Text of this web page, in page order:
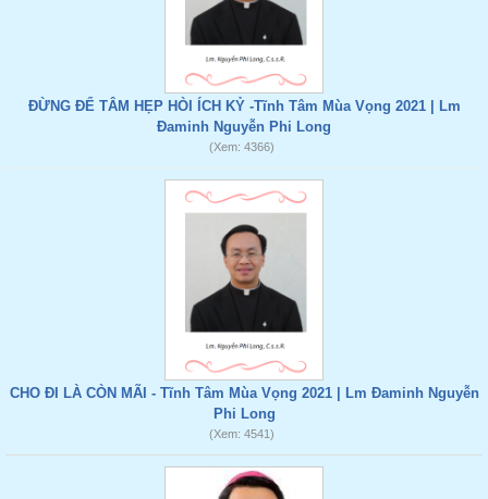
ĐỪNG ĐỂ TÂM HẸP HÒI ÍCH KỶ -Tĩnh Tâm Mùa Vọng 2021 | Lm
Đaminh Nguyễn Phi Long
(Xem: 4366)
CHO ĐI LÀ CÒN MÃI - Tĩnh Tâm Mùa Vọng 2021 | Lm Đaminh Nguyễn
Phi Long
(Xem: 4541)